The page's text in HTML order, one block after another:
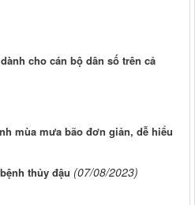
cho cán bộ dân số trên cả
mùa mưa bão đơn giản, dễ hiểu
thủy đậu (07/08/2023)